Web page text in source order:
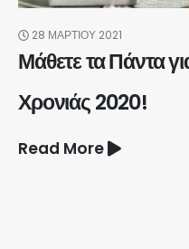
28 ΜΑΡΤΊΟΥ 2021
Μάθετε τα Πάντα
Χρονιάς 2020!
Read More